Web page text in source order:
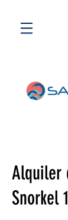
Alquiler
Snorkel